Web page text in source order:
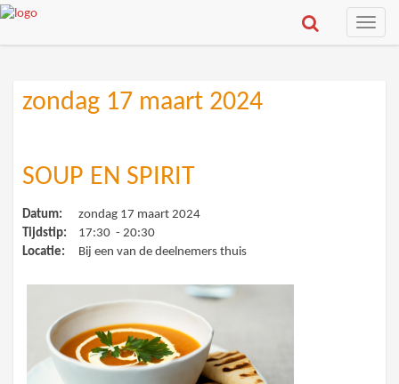
Toggle
zondag 17 maart 2024
SOUP EN SPIRIT
Datum:
zondag 17 maart 2024
Tijdstip:
17:30 - 20:30
Locatie:
Bij een van de deelnemers thuis